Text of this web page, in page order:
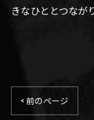
きなひととつなが
< 前のページ